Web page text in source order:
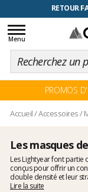
RETOUR
Toggle
navigation
Menu
PROMOS
Accueil/Accessoires/
Les masques
Les Lightyear font partie
conçus pour offrir un
double densité et leur
casque ou bonnet.
Lire la suite